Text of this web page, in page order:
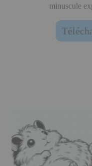
minuscule